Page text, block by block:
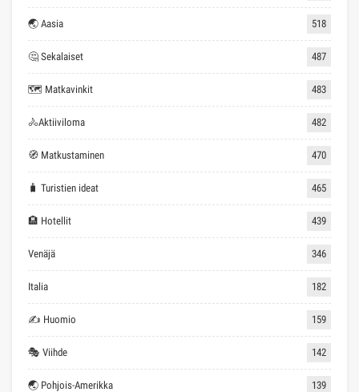
🌏 Aasia 518
🤔 Sekalaiset 487
🗺 Matkavinkit 483
🚴Aktiiviloma 482
🧭 Matkustaminen 470
🧳 Turistien ideat 465
🏨 Hotellit 439
Venäjä 346
Italia 182
✍ Huomio 159
🎭 Viihde 142
🌏 Pohjois-Amerikka 139